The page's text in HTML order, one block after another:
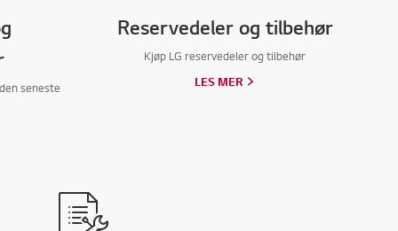
seneste
Reservedeler og tilbehør
Kjøp LG reservedeler og tilbehør
LES MER